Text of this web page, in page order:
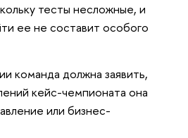
тесты несложные, и
ее не составит особого
команда должна заявить,
кейс-чемпионата она
или бизнес-